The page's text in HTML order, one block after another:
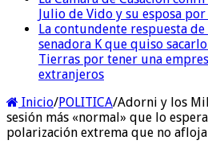
Julio de Vido y su esposa
La contundente respuesta de
senadora K que quiso
Tierras por tener una
extranjeros
Inicio/POLITICA/Adorni y los
sesión más «normal» que lo
polarización extrema que no